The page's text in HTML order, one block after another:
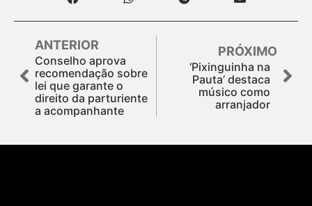
ANTERIOR
Conselho aprova
recomendação sobre
lei que garante o
direito da parturiente
a acompanhante
PRÓXIMO
‘Pixinguinha na
Pauta’ destaca
músico como
arranjador